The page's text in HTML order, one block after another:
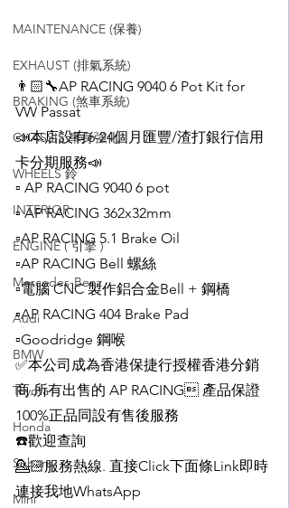
MAINTENANCE (保養)
EXHAUST (排氣系統)
BRAKING (煞車系統)
CHASSIS 車身強化
WHEELS 鈴
INTERIOR
ENGINE ( 引擎 )
Mercedes-Benz
Audi
BMW
Toyota
Honda
Subaru
Mini
👨🏻‍🔧AP RACING 9040 6 Pot Kit for
VW Passat
📣本店設有6-24個月匯豐/渣打銀行信用
卡分期服務📣
▫️ AP RACING 9040 6 pot
▫️ AP RACING 362x32mm
▫️AP RACING 5.1 Brake Oil
▫️AP RACING Bell 螺絲
▫️電腦 CNC 製作鋁合金Bell + 鋼橋
▫️AP RACING 404 Brake Pad
▫️Goodridge 鋼喉
✅本公司成為香港保捷行授權香港分銷
商.所有出售的 AP RACING 產品保證
100%正品同設有售後服務
☎️歡迎查詢
💁🏻服務熱線. 直接Click下面條Link即時
連接我地WhatsApp